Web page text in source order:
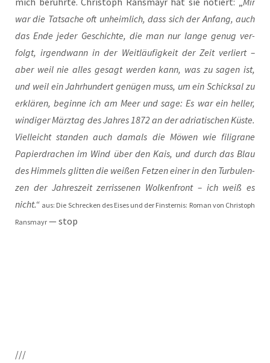
war die Tat­sa­che oft unheim­lich, dass sich der Anfang, auch
das Ende jeder Geschich­te, die man nur lan­ge genug ver­
folgt, irgend­wann in der Weit­läu­fig­keit der Zeit ver­liert –
aber weil nie alles gesagt wer­den kann, was zu sagen ist,
und weil ein Jahr­hun­dert genü­gen muss, um ein Schick­sal zu
erklä­ren, begin­ne ich am Meer und sage: Es war ein hel­ler,
win­di­ger März­tag des Jah­res 1872 an der adria­ti­schen Küs­te.
Viel­leicht stan­den auch damals die Möwen wie fili­gra­ne
Papier­dra­chen im Wind über den Kais, und durch das Blau
des Him­mels glit­ten die wei­ßen Fet­zen einer in den Tur­bu­len­
zen der Jah­res­zeit zer­ris­se­nen Wol­ken­front – ich weiß es
nicht.“ aus: Die Schre­cken des Eises und der Fins­ter­nis: Roman von Chris­toph
Rans­mayr — stop
///